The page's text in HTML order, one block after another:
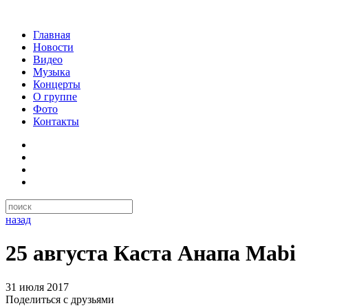
Главная
Новости
Видео
Музыка
Концерты
О группе
Фото
Контакты
назад
25 августа Каста Анапа Mabi
31 июля 2017
Поделиться с друзьями